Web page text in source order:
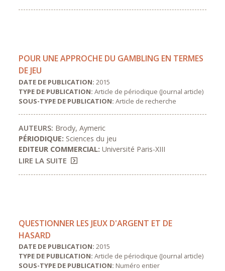
POUR UNE APPROCHE DU GAMBLING EN TERMES
DE JEU
DATE DE PUBLICATION:2015
TYPE DE PUBLICATION:Article de périodique (Journal article)
SOUS-TYPE DE PUBLICATION:Article de recherche
AUTEURS: Brody, Aymeric
PÉRIODIQUE:Sciences du jeu
EDITEUR COMMERCIAL:Université Paris-XIII
LIRE LA SUITE
QUESTIONNER LES JEUX D'ARGENT ET DE
HASARD
DATE DE PUBLICATION:2015
TYPE DE PUBLICATION:Article de périodique (Journal article)
SOUS-TYPE DE PUBLICATION: Numéro entier